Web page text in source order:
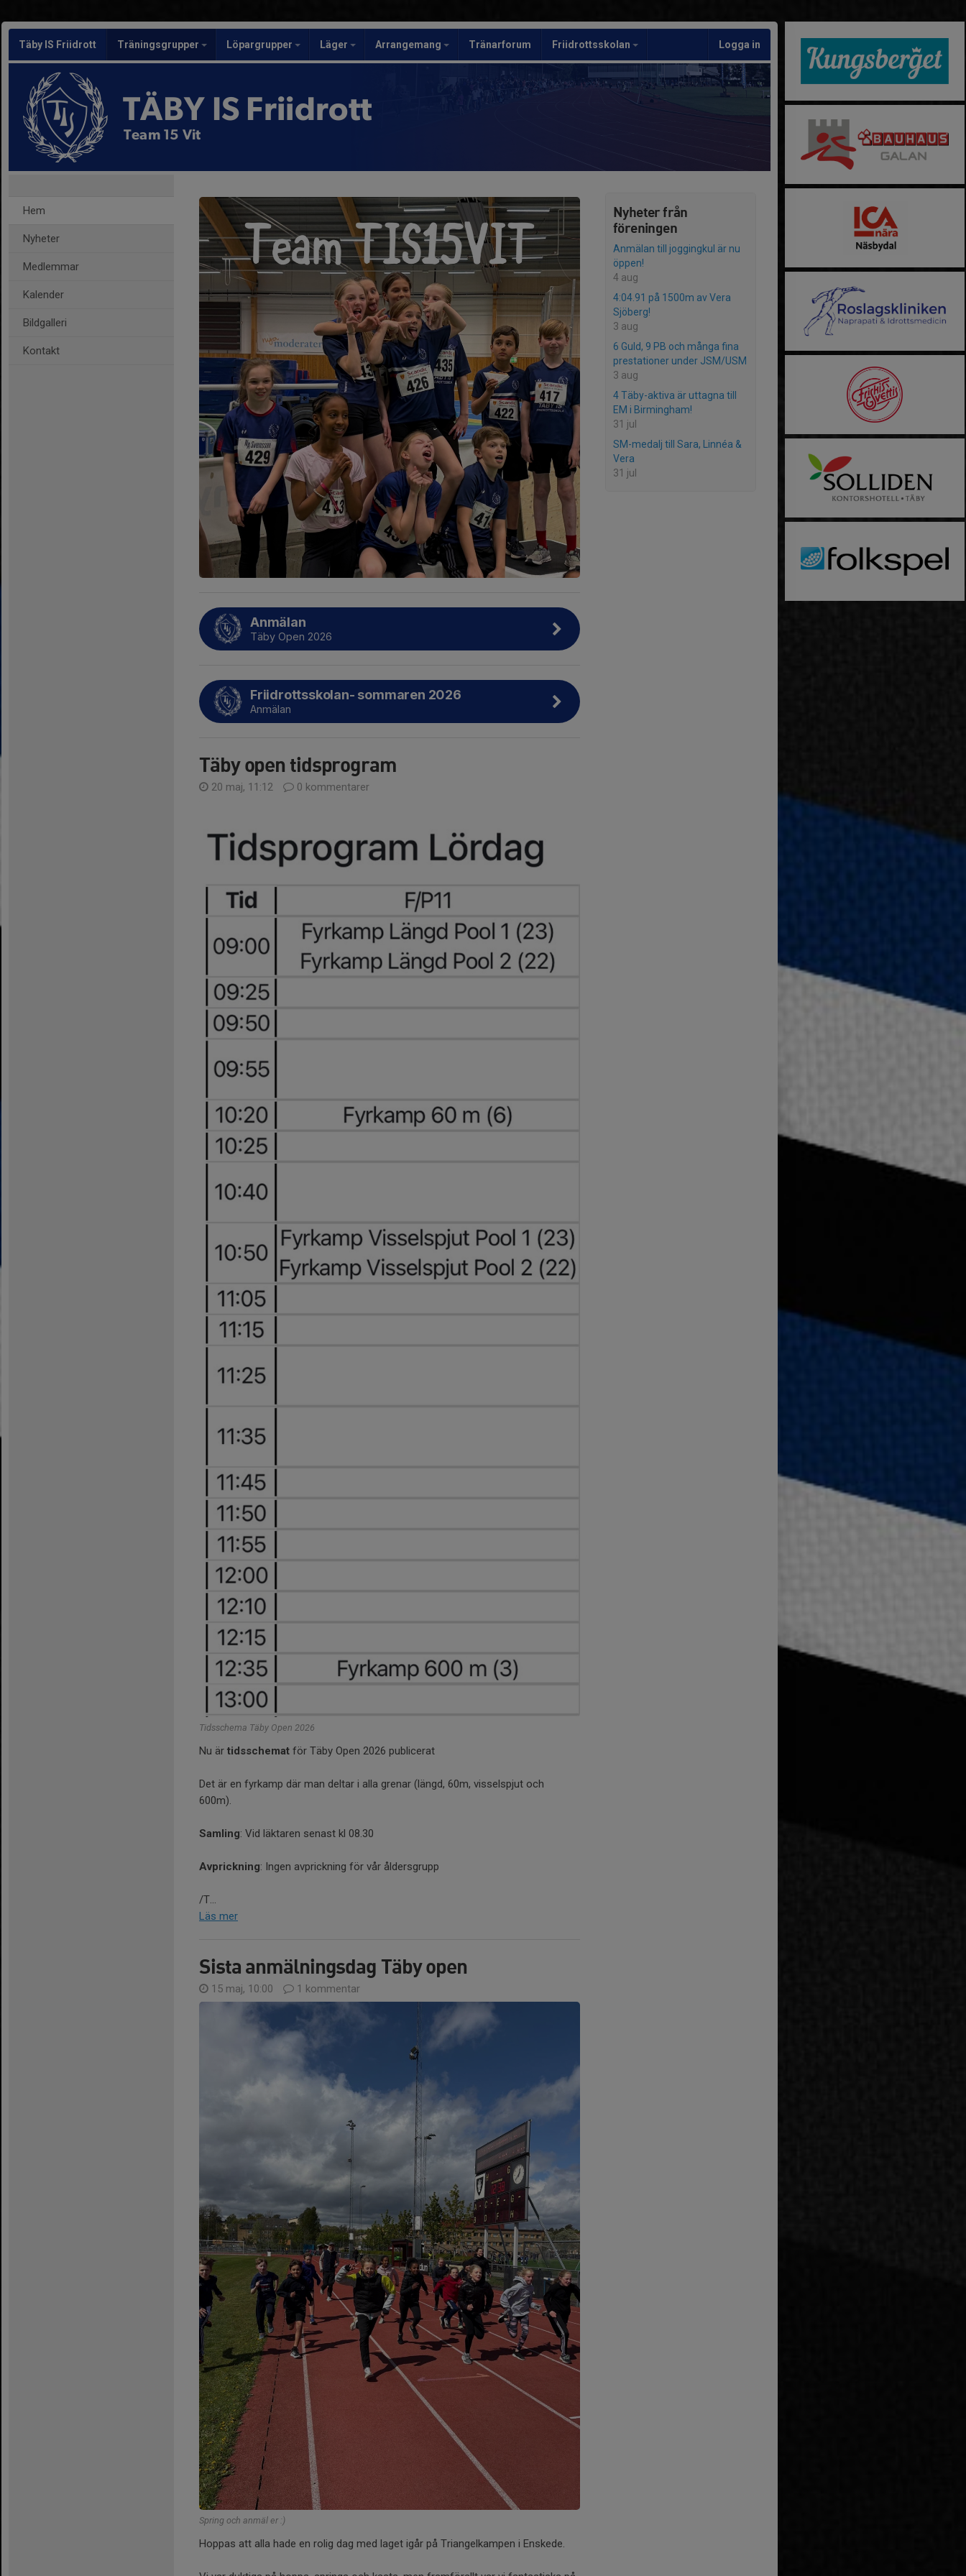
Täby IS Friidrott Träningsgrupper Löpargrupper Läger Arrangemang Tränarforum Friidrottsskolan Logga in
TÄBY IS Friidrott
Team 15 Vit
Hem
Nyheter
Medlemmar
Kalender
Bildgalleri
Kontakt
Nyheter från
föreningen
Anmälan till joggingkul är nu
öppen!
4 aug
4:04.91 på 1500m av Vera
Sjöberg!
3 aug
6 Guld, 9 PB och många fina
prestationer under JSM/USM
3 aug
4 Täby-aktiva är uttagna till
EM i Birmingham!
31 jul
SM-medalj till Sara, Linnéa &
Vera
31 jul
Anmälan
Täby Open 2026
Friidrottsskolan- sommaren 2026
Anmälan
Täby open tidsprogram
20 maj, 11:12 0 kommentarer
Tidsschema Täby Open 2026
Nu är tidsschemat för Täby Open 2026 publicerat
Det är en fyrkamp där man deltar i alla grenar (längd, 60m, visselspjut och
600m).
Samling: Vid läktaren senast kl 08.30
Avprickning: Ingen avprickning för vår åldersgrupp
/T...
Läs mer
Sista anmälningsdag Täby open
15 maj, 10:00 1 kommentar
Spring och anmäl er :)
Hoppas att alla hade en rolig dag med laget igår på Triangelkampen i Enskede.